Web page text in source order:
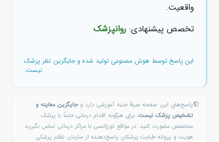
واقعیت.
تخصص پیشنهادی: روانپزشک
این پاسخ توسط هوش مصنوعی تولید شده و جایگزین نظر پزشک
نیست.
پاسخ‌های این صفحه صرفاً جنبه آموزشی دارد وجایگزین معاینه و
تشخیص پزشک نیست. برای هرگونه اقدام درمانی حتماً با پزشک
متخصص مشورت کنید. در مواقع اورژانسی با مراکز درمانی تماس بگیرید.
هویت و پروانه طبابت پزشکان پاسخ‌دهنده از سازمان نظام پزشکی